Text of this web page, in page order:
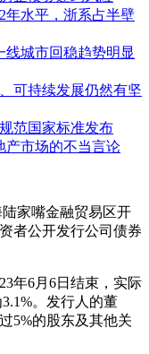
年水平，浙系占半壁
线城市回稳趋势明显
可持续发展仍然有坚
范国家标准发布
产市场的不当言论
家嘴金融贸易区开
者公开发行公司债券
年6月6日结束，实际
。发行人的董
5%的股东及其他关